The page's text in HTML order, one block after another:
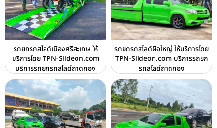
รถยกรถสไลด์เมืองศรีสะเกษ ให้
บริการโดย TPN-Slideon.com
บริการรถยกรถสไลด์ถาดกอง
รถยกรถสไลด์ผือใหญ่ ให้บริการโดย
TPN-Slideon.com บริการรถยก
รถสไลด์ถาดกอง